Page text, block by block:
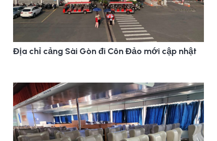
Địa chỉ cảng Sài Gòn đi Côn Đảo mới cập nhật